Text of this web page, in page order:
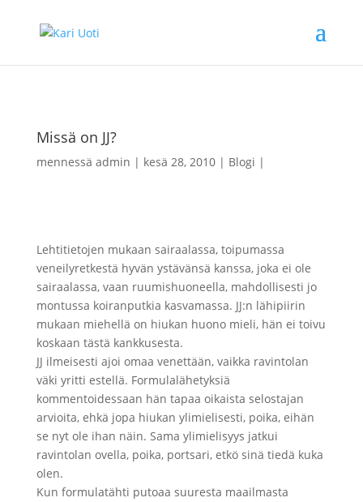
Missä on JJ?
mennessä admin kesä 28, 2010 Blogi
Lehtitietojen mukaan sairaalassa, toipumassa
veneilyretkestä hyvän ystävänsä kanssa, joka ei ole
sairaalassa, vaan ruumishuoneella, mahdollisesti jo
montussa koiranputkia kasvamassa. JJ:n lähipiirin
mukaan miehellä on hiukan huono mieli, hän ei toivu
koskaan tästä kankkusesta.
JJ ilmeisesti ajoi omaa venettään, vaikka ravintolan
väki yritti estellä. Formulalähetyksiä
kommentoidessaan hän tapaa oikaista selostajan
arvioita, ehkä jopa hiukan ylimielisesti, poika, eihän
se nyt ole ihan näin. Sama ylimielisyys jatkui
ravintolan ovella, poika, portsari, etkö sinä tiedä kuka
olen.
Kun formulatähti putoaa suuresta maailmasta